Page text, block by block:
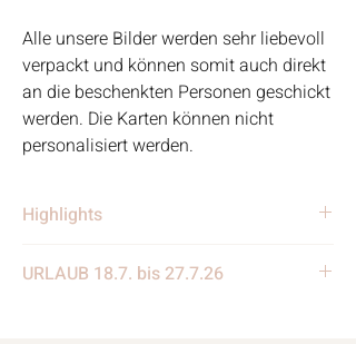
Alle unsere Bilder werden sehr liebevoll
verpackt und können somit auch direkt
an die beschenkten Personen geschickt
werden. Die Karten können nicht
personalisiert werden.
Highlights
• Verschickt von einem
URLAUB 18.7. bis 27.7.26